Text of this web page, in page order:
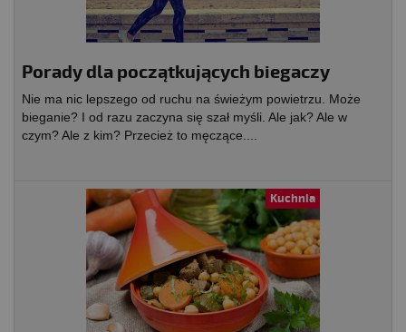
Porady dla początkujących biegaczy
Nie ma nic lepszego od ruchu na świeżym powietrzu. Może
bieganie? I od razu zaczyna się szał myśli. Ale jak? Ale w
czym? Ale z kim? Przecież to męczące....
Kuchnia